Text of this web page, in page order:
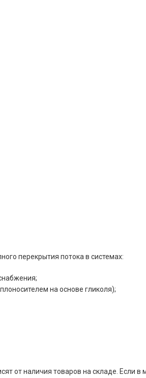
перекрытия потока в системах:
на основе гликоля);
от наличия товаров на складе.